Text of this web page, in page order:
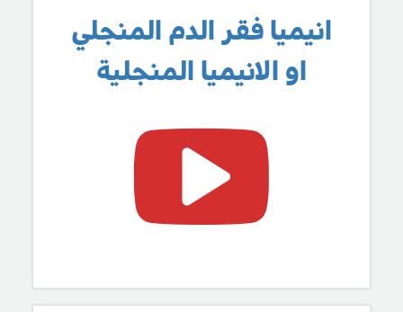
انيميا فقر الدم المنجلي
او الانيميا المنجلية